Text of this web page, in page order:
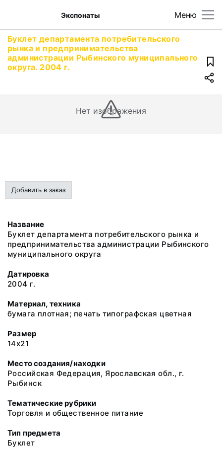
Меню
Экспонаты
Буклет департамента потребительского
рынка и предпринимательства
администрации Рыбинского муниципального
округа. 2004 г.
Нет изображения
Добавить в заказ
Название
Буклет департамента потребительского рынка и
предпринимательства администрации Рыбинского
муниципального округа
Датировка
2004 г.
Материал, техника
бумага плотная; печать типографская цветная
Размер
14х21
Место создания/находки
Российская Федерация, Ярославская обл., г.
Рыбинск
Тематические рубрики
Торговля и общественное питание
Тип предмета
Буклет